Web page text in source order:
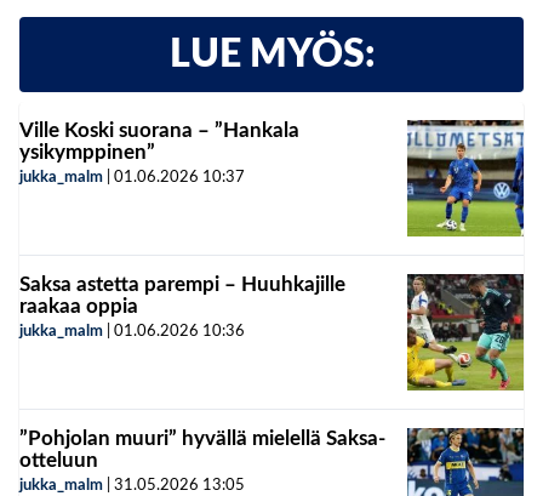
LUE MYÖS:
Ville Koski suorana – ”Hankala
ysikymppinen”
jukka_malm 01.06.2026 10:37
Saksa astetta parempi – Huuhkajille
raakaa oppia
jukka_malm 01.06.2026 10:36
”Pohjolan muuri” hyvällä mielellä Saksa-
otteluun
jukka_malm 31.05.2026 13:05